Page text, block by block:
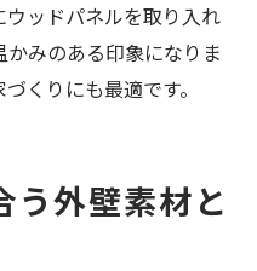
ッドパネルを取り入れ
みのある印象になりま
くりにも最適です。
う外壁素材と